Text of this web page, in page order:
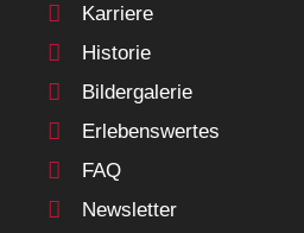
Karriere
Historie
Bildergalerie
Erlebenswertes
FAQ
Newsletter